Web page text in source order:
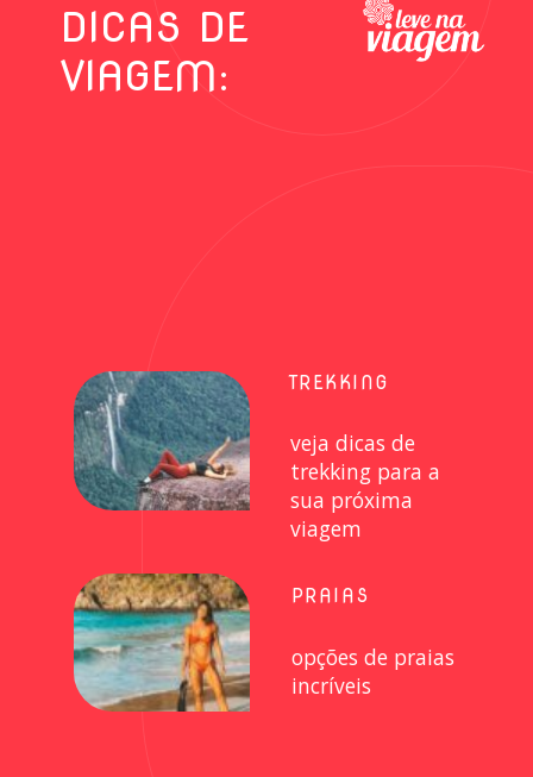
TREKKING
veja dicas de
trekking para a
sua próxima
viagem
PRAIAS
opções de praias
incríveis
DICAS DE
VIAGEM: